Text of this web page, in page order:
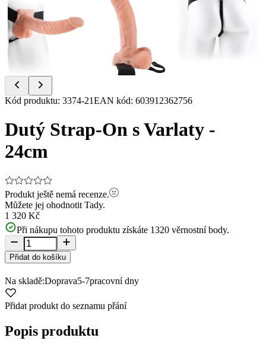
Item
of
Kód produktu: 3374-21EAN kód: 603912362756
Dutý Strap-On s Varlaty -
24cm
Produkt ještě nemá recenze.
Můžete jej ohodnotit Tady.
1 320 Kč
Při nákupu tohoto produktu získáte 1320 věrnostní body.
Přidat do košíku
Na skladě:Doprava5-7pracovní dny
Přidat produkt do seznamu přání
Popis produktu